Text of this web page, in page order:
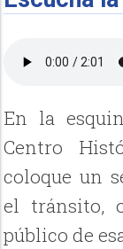
En la
Centro
coloque un
el tránsito,
público de